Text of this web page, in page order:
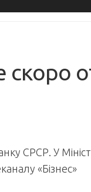
СРСР. У
«Бізнес»